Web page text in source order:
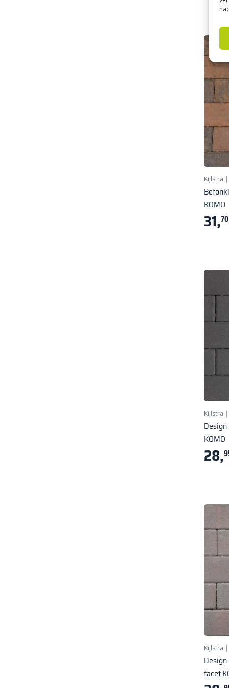
Kijlstra |
KOMO
31,70
Kijlstra |
KOMO
28,
Kijlstra |
facet